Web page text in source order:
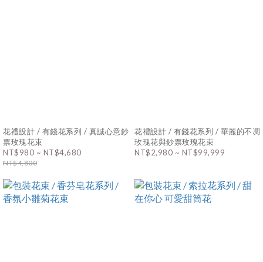
花禮設計 / 有錢花系列 / 真誠心意鈔
票玫瑰花束
NT$980 ~ NT$4,680
NT$4,800
花禮設計 / 有錢花系列 / 華麗的不凋
玫瑰花與鈔票玫瑰花束
NT$2,980 ~ NT$99,999